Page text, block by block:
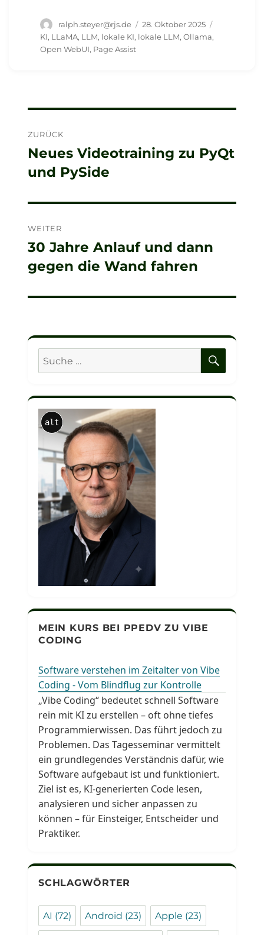
Autor
ralph.steyer@rjs.de
Veröffentlicht
am
28. Oktober 2025
KI, LLaMA, LLM, lokale KI, lokale LLM,Ollama,
Open WebUI, Page Assist
ZURÜCK
Vorheriger
Beitrag:
Neues Videotraining zu PyQt
und PySide
WEITER
Nächster
Beitrag:
30 Jahre Anlauf und dann
gegen die Wand fahren
Suche
nach:
alt
MEIN KURS BEI PPEDV ZU VIBE
CODING
Software verstehen im Zeitalter von Vibe
Coding - Vom Blindflug zur Kontrolle
„Vibe Coding“ bedeutet schnell Software
rein mit KI zu erstellen – oft ohne tiefes
Programmierwissen. Das führt jedoch zu
Problemen. Das Tagesseminar vermittelt
ein grundlegendes Verständnis dafür, wie
Software aufgebaut ist und funktioniert.
Ziel ist es, KI-generierten Code lesen,
analysieren und sicher anpassen zu
können – für Einsteiger, Entscheider und
Praktiker.
SCHLAGWÖRTER
AI (72) Android (23) Apple (23)